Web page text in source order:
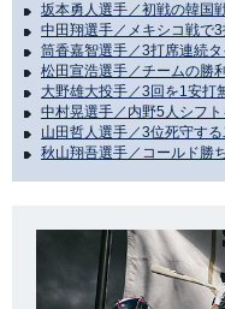
坂本勇人選手／初戦の韓国
中田翔選手／メキシコ戦で
筒香嘉智選手／3打席連続
松田宣浩選手／チームの勝
大野雄大投手／3回を1安
中村晃選手／内野5人シフ
山田哲人選手／3位死守す
秋山翔吾選手／コールド勝